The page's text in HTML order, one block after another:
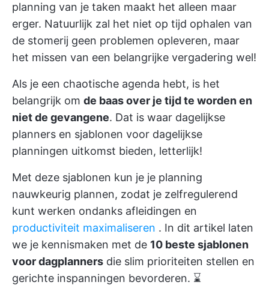
planning van je taken maakt het alleen maar
erger. Natuurlijk zal het niet op tijd ophalen van
de stomerij geen problemen opleveren, maar
het missen van een belangrijke vergadering wel!
Als je een chaotische agenda hebt, is het
belangrijk om de baas over je tijd te worden en
niet de gevangene. Dat is waar dagelijkse
planners en sjablonen voor dagelijkse
planningen uitkomst bieden, letterlijk!
Met deze sjablonen kun je je planning
nauwkeurig plannen, zodat je zelfregulerend
kunt werken ondanks afleidingen en
productiviteit maximaliseren . In dit artikel laten
we je kennismaken met de 10 beste sjablonen
voor dagplanners die slim prioriteiten stellen en
gerichte inspanningen bevorderen. ⌛